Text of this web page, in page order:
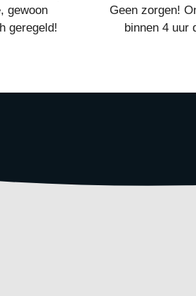
gewoon
geregeld!
Geen zorgen!
binnen 4 uur